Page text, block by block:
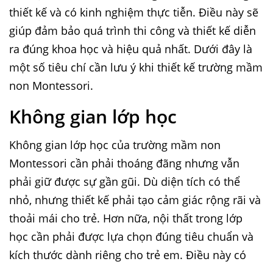
thiết kế và có kinh nghiệm thực tiễn. Điều này sẽ
giúp đảm bảo quá trình thi công và thiết kế diễn
ra đúng khoa học và hiệu quả nhất. Dưới đây là
một số tiêu chí cần lưu ý khi thiết kế trường mầm
non Montessori.
Không gian lớp học
Không gian lớp học của trường mầm non
Montessori cần phải thoáng đãng nhưng vẫn
phải giữ được sự gần gũi. Dù diện tích có thể
nhỏ, nhưng thiết kế phải tạo cảm giác rộng rãi và
thoải mái cho trẻ. Hơn nữa, nội thất trong lớp
học cần phải được lựa chọn đúng tiêu chuẩn và
kích thước dành riêng cho trẻ em. Điều này có